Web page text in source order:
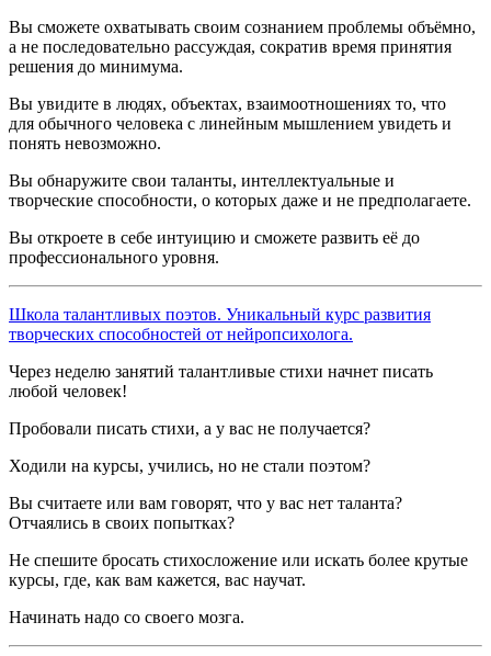
Вы сможете охватывать своим сознанием проблемы объёмно,
а не последовательно рассуждая, сократив время принятия
решения до минимума.
Вы увидите в людях, объектах, взаимоотношениях то, что
для обычного человека с линейным мышлением увидеть и
понять невозможно.
Вы обнаружите свои таланты, интеллектуальные и
творческие способности, о которых даже и не предполагаете.
Вы откроете в себе интуицию и сможете развить её до
профессионального уровня.
Школа талантливых поэтов. Уникальный курс развития
творческих способностей от нейропсихолога.
Через неделю занятий талантливые стихи начнет писать
любой человек!
Пробовали писать стихи, а у вас не получается?
Ходили на курсы, учились, но не стали поэтом?
Вы считаете или вам говорят, что у вас нет таланта?
Отчаялись в своих попытках?
Не спешите бросать стихосложение или искать более крутые
курсы, где, как вам кажется, вас научат.
Начинать надо со своего мозга.